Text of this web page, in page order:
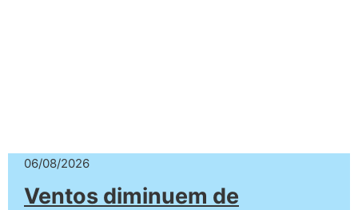
06/08/2026
Ventos diminuem de